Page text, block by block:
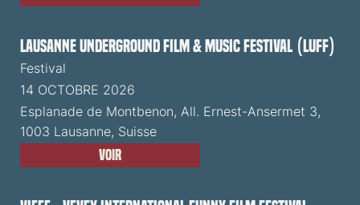
Lausanne Underground Film & Music Festival (LUFF)
Festival
14 OCTOBRE 2026
Esplanade de Montbenon, All. Ernest-Ansermet 3,
1003 Lausanne, Suisse
Voir